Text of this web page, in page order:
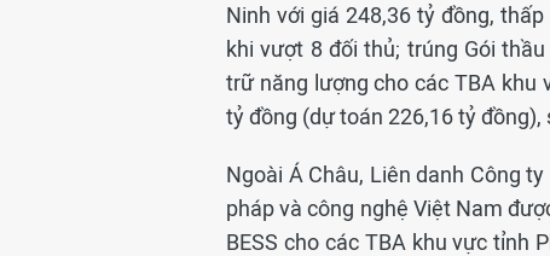
Ninh với giá 248,36 tỷ đồng,
khi vượt 8 đối thủ; trúng Gói
trữ năng lượng cho các TBA khu
tỷ đồng (dự toán 226,16 tỷ
Ngoài Á Châu, Liên danh Công
pháp và công nghệ Việt Nam
BESS cho các TBA khu vực tỉnh